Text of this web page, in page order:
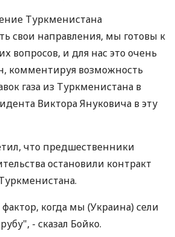
Туркменистана
свои направления, мы готовы к
вопросов, и для нас это очень
комментируя возможность
газа из Туркменистана в
Виктора Януковича в эту
что предшественники
остановили контракт
когда мы (Украина) сели
- сказал Бойко.